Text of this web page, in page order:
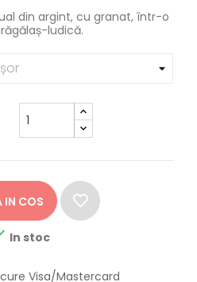
din argint, cu granat, într-o
ludică.
IN COS
In stoc
Visa/Mastercard